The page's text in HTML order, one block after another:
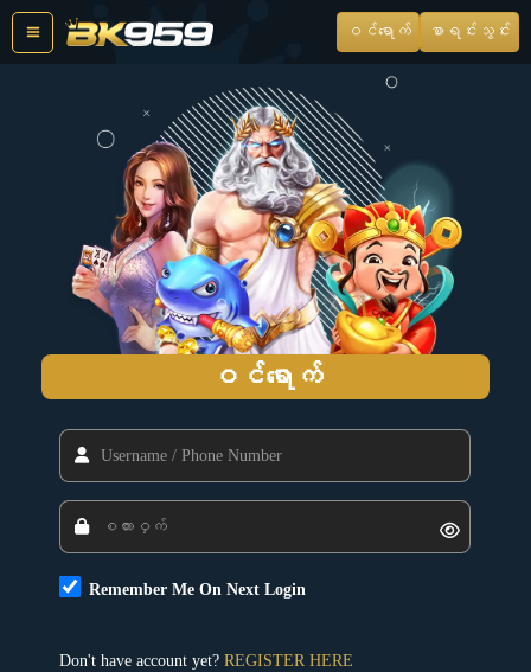
Skip
content
ဝင်ရောက် စာရင်းသွင်း
ဝင်ရောက်
Remember Me On Next Login
Don't have account yet? REGISTER HERE